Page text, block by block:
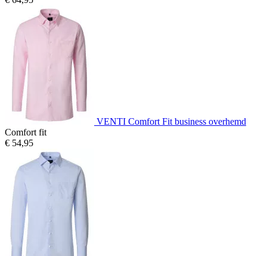
VENTI Comfort Fit business overhemd
Comfort fit
€ 54,95